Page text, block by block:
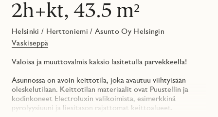
2h+kt, 43.5 m²
Helsinki / Herttoniemi /Asunto Oy Helsingin
Vaskiseppä
Valoisa ja muuttovalmis kaksio lasitetulla parvekkeella!
Asunnossa on avoin keittotila, joka avautuu viihtyisään
oleskelutilaan. Keittotilan materiaalit ovat Puustellin ja
kodinkoneet Electroluxin valikoimista, esimerkkinä
pyrolyysiuuni ja liesitason rajattomat keittoalueet.